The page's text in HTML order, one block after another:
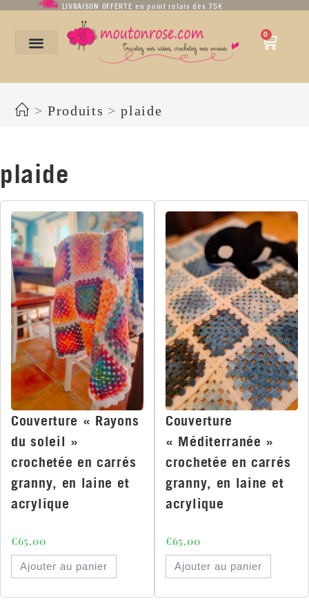
LIVRAISON OFFERTE en point relais dès 75€
0
> Produits > plaide
plaide
Couverture « Rayons
du soleil »
crochetée en carrés
granny, en laine et
acrylique
€65.00
Ajouter au panier
Couverture
« Méditerranée »
crochetée en carrés
granny, en laine et
acrylique
€65.00
Ajouter au panier